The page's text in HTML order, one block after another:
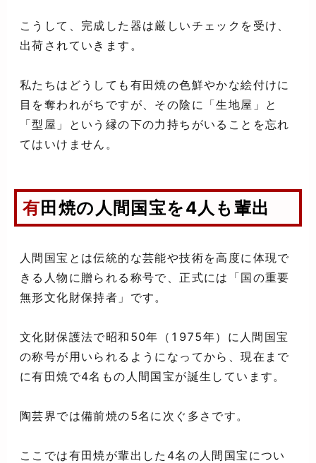
こうして、完成した器は厳しいチェックを受け、
出荷されていきます。
私たちはどうしても有田焼の色鮮やかな絵付けに
目を奪われがちですが、その陰に「生地屋」と
「型屋」という縁の下の力持ちがいることを忘れ
てはいけません。
有田焼の人間国宝を4人も輩出
人間国宝とは伝統的な芸能や技術を高度に体現で
きる人物に贈られる称号で、正式には「国の重要
無形文化財保持者」です。
文化財保護法で昭和50年（1975年）に人間国宝
の称号が用いられるようになってから、現在まで
に有田焼で4名もの人間国宝が誕生しています。
陶芸界では備前焼の5名に次ぐ多さです。
ここでは有田焼が輩出した4名の人間国宝につい